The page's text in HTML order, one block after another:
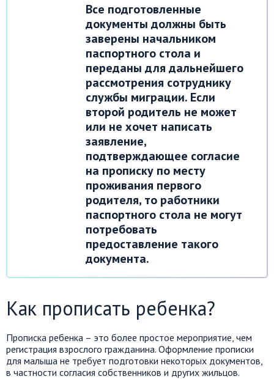
Все подготовленные
документы должны быть
заверены начальником
паспортного стола и
переданы для дальнейшего
рассмотрения сотруднику
службы миграции. Если
второй родитель не может
или не хочет написать
заявление,
подтверждающее согласие
на прописку по месту
проживания первого
родителя, то работники
паспортного стола не могут
потребовать
предоставление такого
документа.
Как прописать ребенка?
Прописка ребенка – это более простое мероприятие, чем
регистрация взрослого гражданина. Оформление прописки
для малыша не требует подготовки некоторых документов,
в частности согласия собственников и других жильцов.